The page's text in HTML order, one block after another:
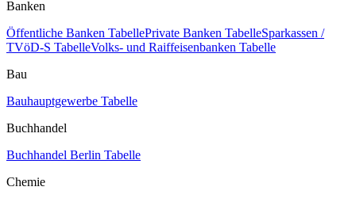
Banken
Öffentliche Banken TabellePrivate Banken TabelleSparkassen /
TVöD-S TabelleVolks- und Raiffeisenbanken Tabelle
Bau
Bauhauptgewerbe Tabelle
Buchhandel
Buchhandel Berlin Tabelle
Chemie